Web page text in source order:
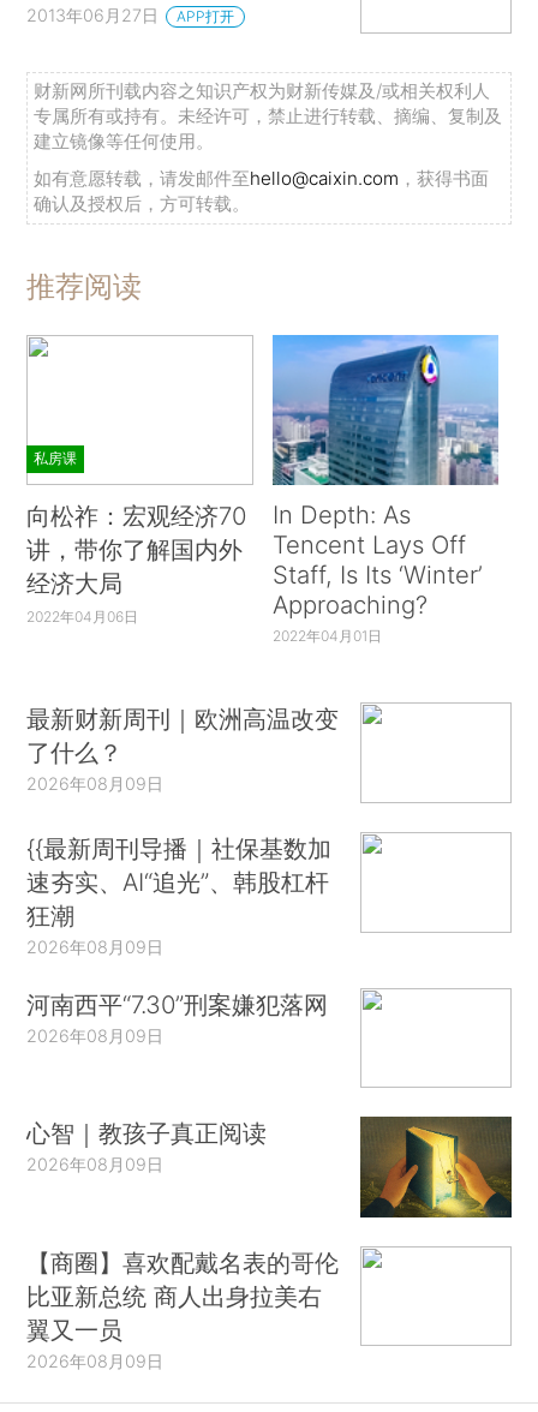
2013年06月27日 APP打开
财新网所刊载内容之知识产权为财新传媒及/或相关权利人
专属所有或持有。未经许可，禁止进行转载、摘编、复制及
建立镜像等任何使用。
如有意愿转载，请发邮件至hello@caixin.com ，获得书面
确认及授权后，方可转载。
推荐阅读
私房课
向松祚：宏观经济70
讲，带你了解国内外
经济大局
2022年04月06日
In Depth: As
Tencent Lays Off
Staff, Is Its ‘Winter’
Approaching?
2022年04月01日
最新财新周刊｜欧洲高温改变
了什么？
2026年08月09日
{{最新周刊导播｜社保基数加
速夯实、AI“追光”、韩股杠杆
狂潮
2026年08月09日
河南西平“7.30”刑案嫌犯落网
2026年08月09日
心智｜教孩子真正阅读
2026年08月09日
【商圈】喜欢配戴名表的哥伦
比亚新总统 商人出身拉美右
翼又一员
2026年08月09日